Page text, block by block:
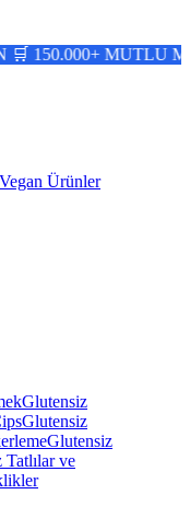
MUTLU MÜŞTERİ
Vegan Ürünler
Glutensiz
Glutensiz
Glutensiz
Tatlılar ve